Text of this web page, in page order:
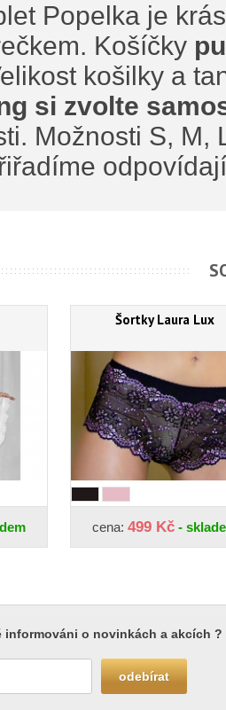
Popelka je
Košíčky
košilky a
si zvolte
Možnosti S, M,
Šortky Laura Lux
cena: 499 Kč -
informováni o novinkách a akcích ?